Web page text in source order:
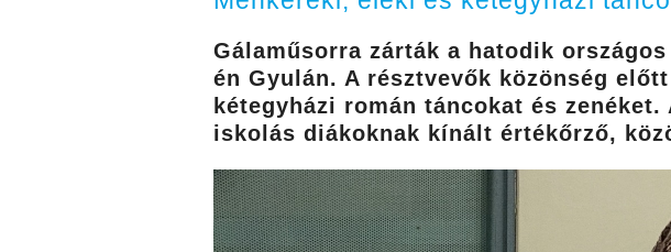
Gálaműsorra zárták a hatodik
én Gyulán. A résztvevők közönség
kétegyházi román táncokat és
iskolás diákoknak kínált értékőrző,